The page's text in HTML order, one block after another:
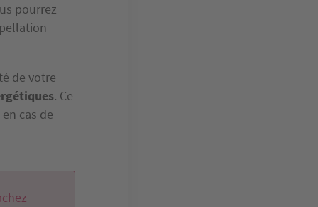
pourrez
de votre
. Ce
cas de